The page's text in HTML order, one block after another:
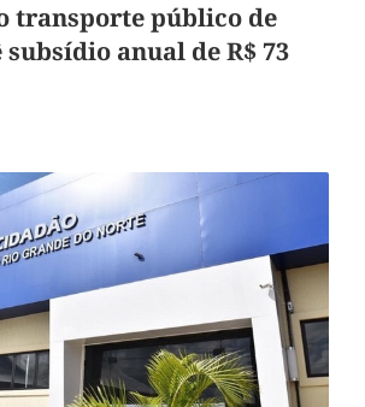
transporte público de
anual de R$ 73